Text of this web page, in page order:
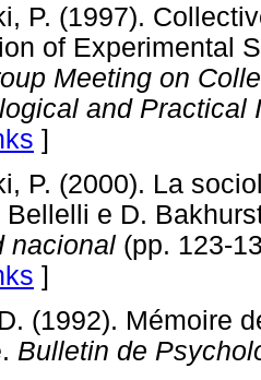
P. (1997).
of Experimental
Meeting on
and Practical
]
P. (2000). La
Bellelli e D.
nacional (pp. 123-
]
(1992). Mémoire
Bulletin de